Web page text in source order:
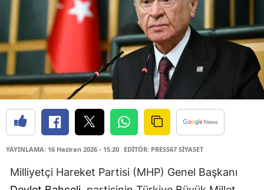
YAYINLAMA: 16 Haziran 2026 - 15:20 EDİTÖR: PRESS67 SİYASET
Milliyetçi Hareket Partisi (MHP) Genel Başkanı